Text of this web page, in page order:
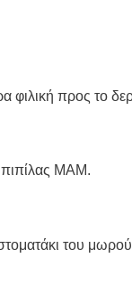
φιλική προς το
MAM.
του